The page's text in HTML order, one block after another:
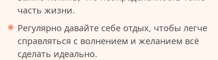
часть жизни.
Регулярно давайте себе отдых, чтобы легче
справляться с волнением и желанием всё
сделать идеально.